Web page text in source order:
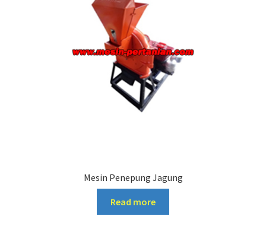
Mesin Penepung Jagung
Read more